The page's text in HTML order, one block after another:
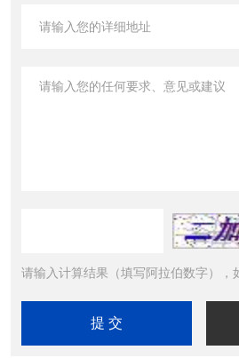
请输入计算结果（填写阿拉伯数字），